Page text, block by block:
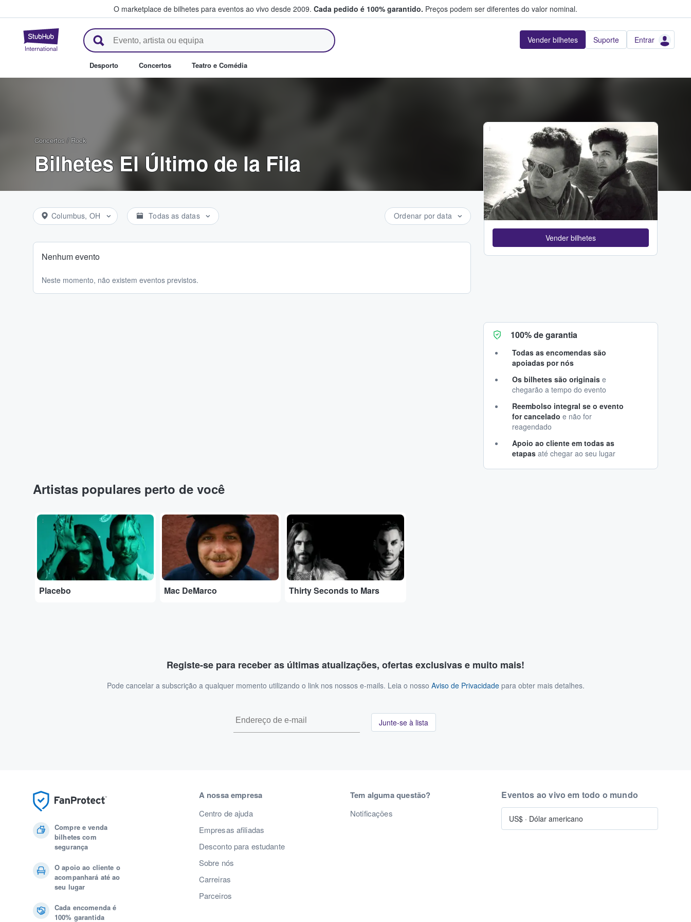
O marketplace de bilhetes para eventos ao vivo desde 2009. Cada pedido é 100% garantido. Preços podem ser diferentes do valor nominal.
StubHub – onde os fãs compram e vendem bilhetes Vender bilhetes Suporte Entrar
Desporto Concertos Teatro e Comédia
Concertos / Rock
Bilhetes El Último de la Fila
Columbus, OH Todas as datas Ordenar por data
Nenhum evento
Neste momento, não existem eventos previstos.
...
Vender bilhetes
100% de garantia
Todas as encomendas são
apoiadas por nós
Os bilhetes são originais e
chegarão a tempo do evento
Reembolso integral se o evento
for cancelado e não for
reagendado
Apoio ao cliente em todas as
etapas até chegar ao seu lugar
Artistas populares perto de você
...
Placebo
...
Mac DeMarco
...
Thirty Seconds to Mars
Registe-se para receber as últimas atualizações, ofertas exclusivas e muito mais!
Pode cancelar a subscrição a qualquer momento utilizando o link nos nossos e-mails. Leia o nosso Aviso de Privacidadepara obter mais detalhes.
Junte-se à lista
Compre e venda
bilhetes com
segurança
O apoio ao cliente o
acompanhará até ao
seu lugar
Cada encomenda é
100% garantida
A nossa empresa
Centro de ajuda
Empresas afiliadas
Desconto para estudante
Sobre nós
Carreiras
Parceiros
Tem alguma questão?
Notificações
Eventos ao vivo em todo o mundo
US$ · Dólar americano